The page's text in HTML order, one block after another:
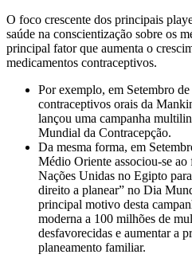
O foco crescente dos principais
saúde na conscientização sobre os
principal fator que aumenta o
medicamentos contraceptivos.
Por exemplo, em Setembro
contraceptivos orais da
lançou uma campanha
Mundial da Contracepção.
Da mesma forma, em
Médio Oriente associou-se
Nações Unidas no Egipto
direito a planear” no Dia
principal motivo desta
moderna a 100 milhões de
desfavorecidas e aumentar a
planeamento familiar.